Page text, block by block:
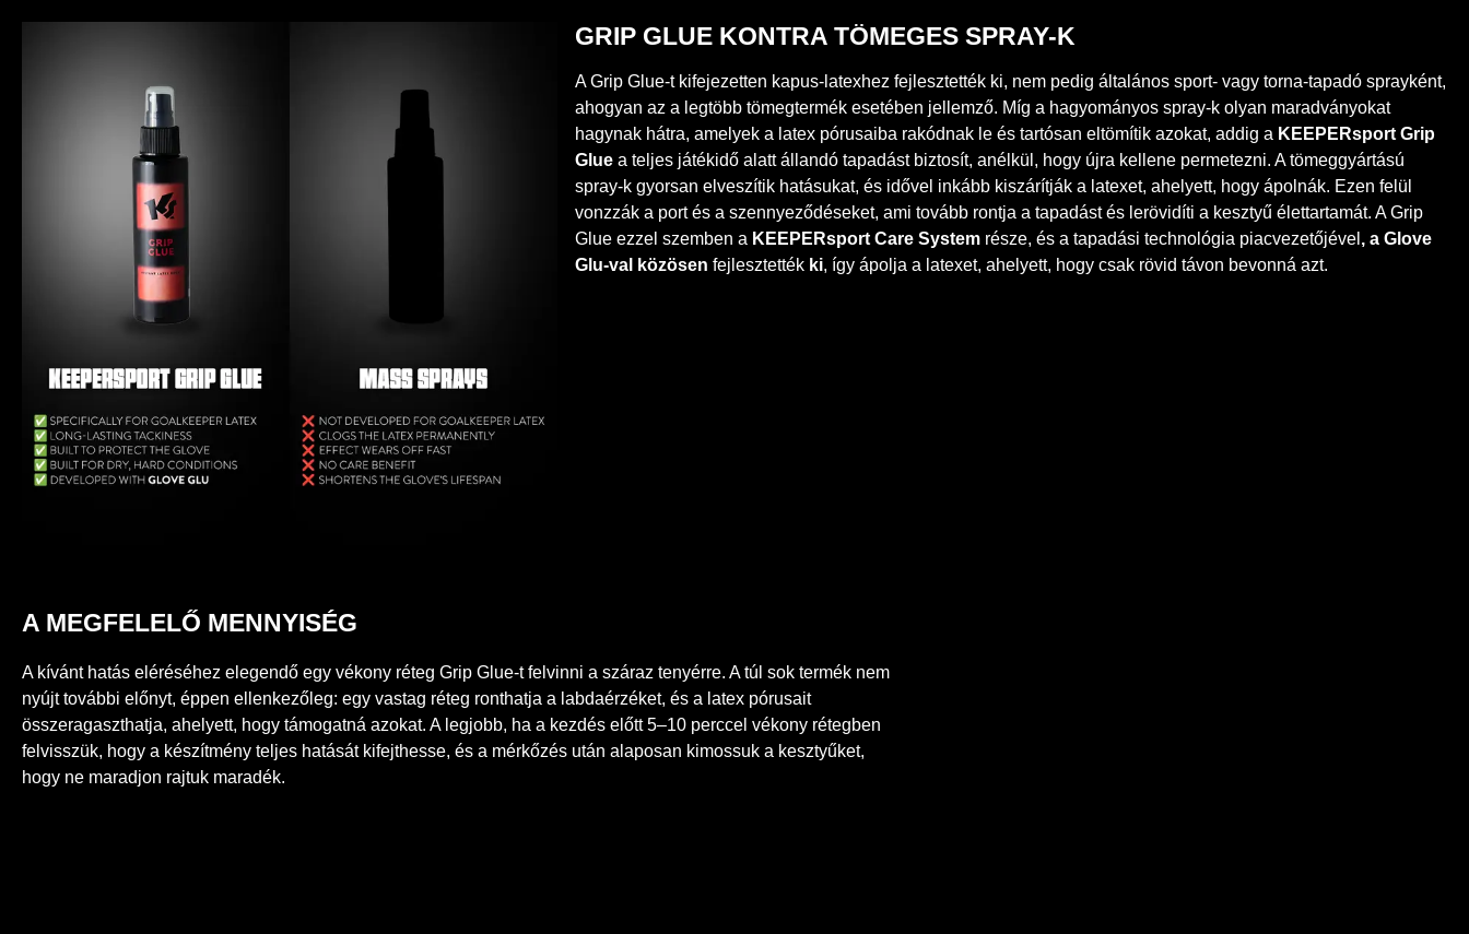
GRIP GLUE KONTRA TÖMEGES SPRAY-K
A Grip Glue-t kifejezetten kapus-latexhez fejlesztették ki, nem pedig általános sport- vagy torna-tapadó sprayként,
ahogyan az a legtöbb tömegtermék esetében jellemző. Míg a hagyományos spray-k olyan maradványokat
hagynak hátra, amelyek a latex pórusaiba rakódnak le és tartósan eltömítik azokat, addig a KEEPERsport Grip
Glue a teljes játékidő alatt állandó tapadást biztosít, anélkül, hogy újra kellene permetezni. A tömeggyártású
spray-k gyorsan elveszítik hatásukat, és idővel inkább kiszárítják a latexet, ahelyett, hogy ápolnák. Ezen felül
vonzzák a port és a szennyeződéseket, ami tovább rontja a tapadást és lerövidíti a kesztyű élettartamát. A Grip
Glue ezzel szemben a KEEPERsport Care System része, és a tapadási technológia piacvezetőjével , a Glove
Glu-val közösen fejlesztették ki, így ápolja a latexet, ahelyett, hogy csak rövid távon bevonná azt.
A MEGFELELŐ MENNYISÉG
A kívánt hatás eléréséhez elegendő egy vékony réteg Grip Glue-t felvinni a száraz tenyérre. A túl sok termék nem
nyújt további előnyt, éppen ellenkezőleg: egy vastag réteg ronthatja a labdaérzéket, és a latex pórusait
összeragaszthatja, ahelyett, hogy támogatná azokat. A legjobb, ha a kezdés előtt 5–10 perccel vékony rétegben
felvisszük, hogy a készítmény teljes hatását kifejthesse, és a mérkőzés után alaposan kimossuk a kesztyűket,
hogy ne maradjon rajtuk maradék.